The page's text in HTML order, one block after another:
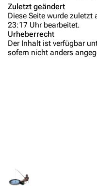
Anfragen
Löschantrag
Vandalismus
Personen
Zuletzt geändert
Diese Seite wurde zuletzt
23:17 Uhr bearbeitet.
Urheberrecht
Der Inhalt ist verfügbar
sofern nicht anders